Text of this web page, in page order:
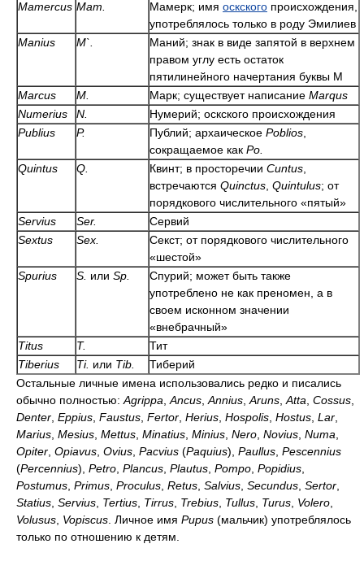
Mamercus Mam. Мамерк; имя оскского происхождения,
употреблялось только в роду Эмилиев
Manius
M`.
Маний; знак в виде запятой в верхнем
правом углу есть остаток
пятилинейного начертания буквы М
Marcus
M. Марк; существует написание Marqus
Numerius
N.
Нумерий; оскского происхождения
Publius
P. Публий; архаическое Poblios
сокращаемое как Po.
Quintus
Q. Квинт; в просторечии Cuntus
встречаются Quinctus Quintulus; от
порядкового числительного «пятый»
Servius
Ser.
Сервий
Sextus
Sex.
Секст; от порядкового числительного
«шестой»
Spurius
S. или Sp.
Спурий; может быть также
употреблено не как преномен, а в
своем исконном значении
«внебрачный»
Titus
T.
Тит
Tiberius
Ti. или Tib.
Тиберий
Остальные личные имена использовались редко и писались
обычно полностью: Agrippa Ancus Annius Aruns Atta Cossus
Denter Eppius Faustus Fertor Herius Hospolis Hostus Lar
Marius Mesius Mettus Minatius Minius Nero Novius Numa
Opiter Opiavus Ovius Pacvius (Paquius), Paullus Pescennius
(Percennius), Petro Plancus Plautus Pompo Popidius
Postumus Primus Proculus Retus Salvius Secundus Sertor
Statius Servius Tertius Tirrus Trebius Tullus Turus Volero
Volusus Vopiscus . Личное имя Pupus (мальчик) употреблялось
только по отношению к детям.